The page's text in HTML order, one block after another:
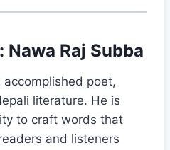
Raj Subba
accomplished poet,
literature. He is
to craft words that
and listeners